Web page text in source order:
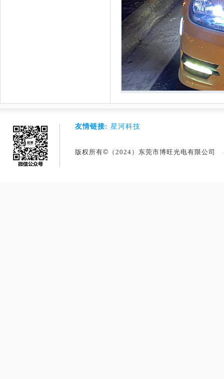
友情链接: 星河科技
版权所有© （2024）东莞市博旺光电有限公司